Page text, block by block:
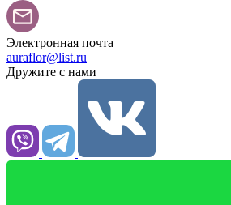
Электронная почта
auraflor@list.ru
Дружите с нами